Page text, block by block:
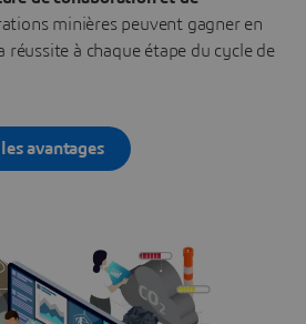
minières peuvent gagner en
à chaque étape du cycle de
avantages